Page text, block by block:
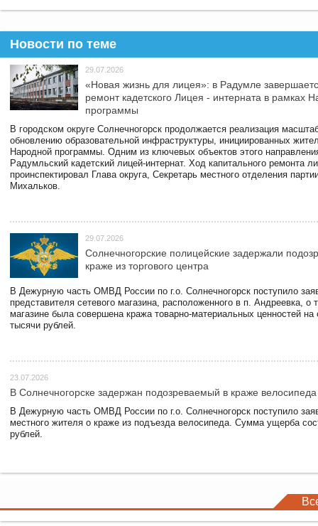
Новости по теме
29.07.2026
«Новая жизнь для лицея»: в Радумле
ремонт кадетского Лицея - интерната в рамках
программы
В городском округе Солнечногорск продолжается реализация
обновлению образовательной инфраструктуры, инициированных
Народной программы. Одним из ключевых объектов этого
Радумльский кадетский лицей-интернат. Ход капитального ремонта
проинспектировал Глава округа, Секретарь местного отделения
Михальков.
29.07.2026
Солнечногорские полицейские задержали
краже из торгового центра
В Дежурную часть ОМВД России по г.о. Солнечногорск поступило
представителя сетевого магазина, расположенного в п. Андреевка, о
магазине была совершена кража товарно-материальных ценностей
тысячи рублей.
23.07.2026
В Солнечногорске задержан подозреваемый в краже велосипеда
В Дежурную часть ОМВД России по г.о. Солнечногорск поступило
местного жителя о краже из подъезда велосипеда. Сумма ущерба
рублей.